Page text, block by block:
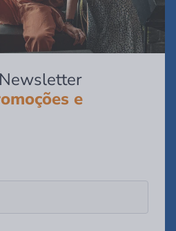
e